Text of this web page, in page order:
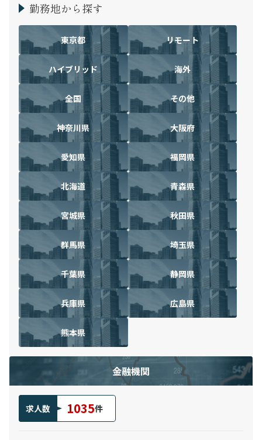
勤務地から探す
東京都 リモート
ハイブリッド 海外
全国 その他
神奈川県 大阪府
愛知県 福岡県
北海道 青森県
宮城県 秋田県
群馬県 埼玉県
千葉県 静岡県
兵庫県 広島県
熊本県
金融機関
求人数 1035件